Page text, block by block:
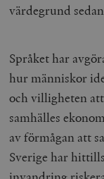
värdegrund
Språket har
hur människor
och villigheten
samhälles
av förmågan att
Sverige har